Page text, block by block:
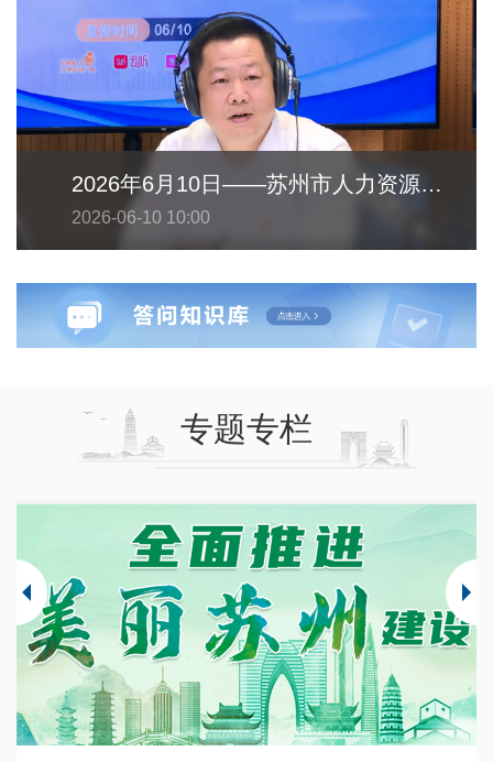
2026年6月10日——苏州市人力资源和社会保障局
2026-06-10 10:00
专题专栏